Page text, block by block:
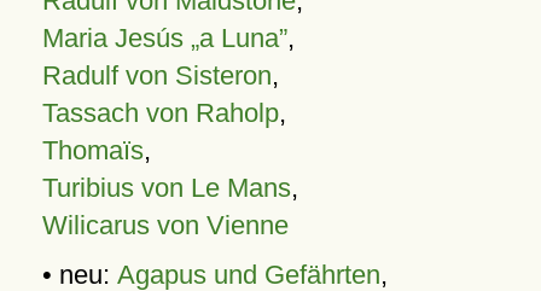
Maria Jesús „a Luna”,
Radulf von Sisteron,
Tassach von Raholp,
Thomaïs,
Turibius von Le Mans,
Wilicarus von Vienne
• neu: Agapus und Gefährten,